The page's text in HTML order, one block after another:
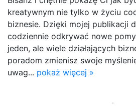
kreatywnym nie tylko w życiu
biznesie. Dzięki mojej publikacji
codziennie odkrywać nowe
jeden, ale wiele działających
poradom zmienisz swoje
uwag... pokaż więcej »